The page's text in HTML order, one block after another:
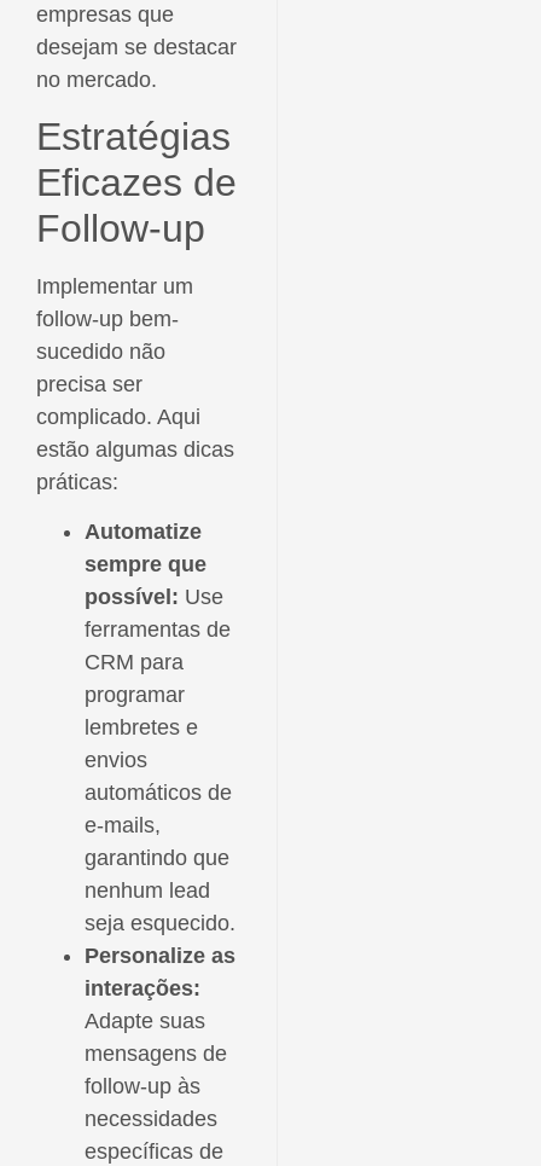
empresas que
desejam se destacar
no mercado.
Estratégias
Eficazes de
Follow-up
Implementar um
follow-up bem-
sucedido não
precisa ser
complicado. Aqui
estão algumas dicas
práticas:
Automatize
sempre que
possível: Use
ferramentas de
CRM para
programar
lembretes e
envios
automáticos de
e-mails,
garantindo que
nenhum lead
seja esquecido.
Personalize as
interações:
Adapte suas
mensagens de
follow-up às
necessidades
específicas de